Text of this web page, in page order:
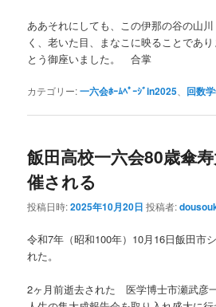
ああそれにしても、この伊那の谷の
く、老いた目、まなこに映ることであ
とう御座いました。 合掌
カテゴリー:一六会ﾎｰﾑﾍﾟｰｼﾞin2025 回数
飯田高校一六会80歳傘
催される
投稿日時:2025年10月20日 投稿者:
令和7年（昭和100年）10月16日飯田市
れた。
2ヶ月前逝去された 医学博士市瀬武彦